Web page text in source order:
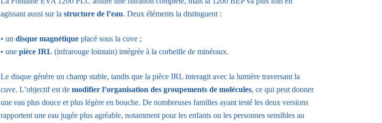
agissant aussi sur lastructure de l’eau. Deux éléments la distinguent :
• undisque magnétique placé sous la cuve ;
• unepièce IRL (infrarouge lointain) intégrée à la corbeille de minéraux.
Le disque génère un champ stable, tandis que la pièce IRL interagit avec la lumière traversant la
cuve. L’objectif est demodifier l’organisation des groupements de molécules, ce qui peut donner
une eau plus douce et plus légère en bouche. De nombreuses familles ayant testé les deux versions
rapportent une eau jugée plus agréable, notamment pour les enfants ou les personnes sensibles au